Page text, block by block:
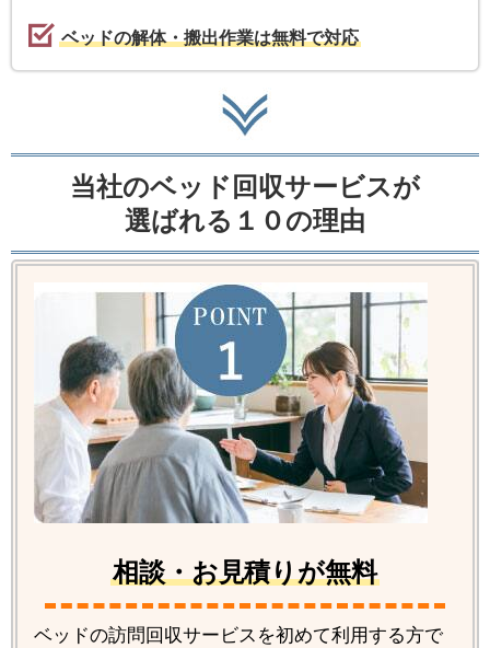
ベッドの解体・搬出作業は無料で対応
当社のベッド回収サービスが
選ばれる１０の理由
相談・お見積りが無料
ベッドの訪問回収サービスを初めて利用する方で